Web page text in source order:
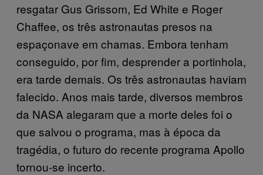
resgatar Gus Grissom, Ed White e Roger
Chaffee, os três astronautas presos na
espaçonave em chamas. Embora tenham
conseguido, por fim, desprender a portinhola,
era tarde demais. Os três astronautas haviam
falecido. Anos mais tarde, diversos membros
da NASA alegaram que a morte deles foi o
que salvou o programa, mas à época da
tragédia, o futuro do recente programa Apollo
tornou-se incerto.